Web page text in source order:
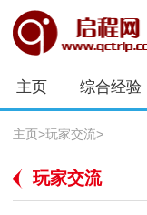
主页 综合经验
主页>玩家交流>
玩家交流